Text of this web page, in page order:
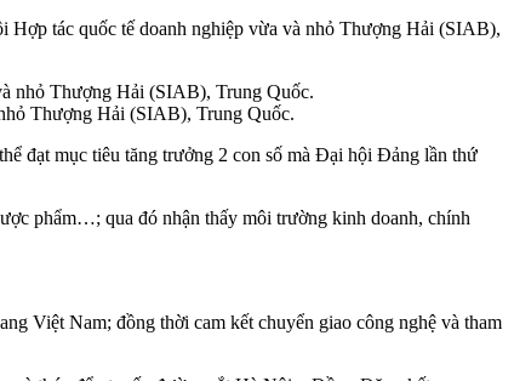
tác quốc tế doanh nghiệp vừa và nhỏ Thượng Hải (SIAB),
Thượng Hải (SIAB), Trung Quốc.
đạt mục tiêu tăng trưởng 2 con số mà Đại hội Đảng lần thứ
phẩm…; qua đó nhận thấy môi trường kinh doanh, chính
Việt Nam; đồng thời cam kết chuyển giao công nghệ và tham